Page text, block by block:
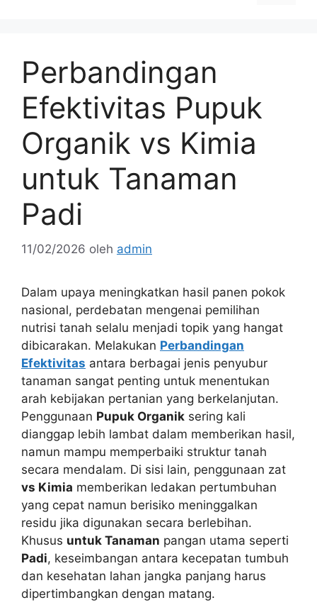
Perbandingan
Efektivitas Pupuk
Organik vs Kimia
untuk Tanaman
Padi
11/02/2026 oleh admin
Dalam upaya meningkatkan hasil panen pokok
nasional, perdebatan mengenai pemilihan
nutrisi tanah selalu menjadi topik yang hangat
dibicarakan. Melakukan Perbandingan
Efektivitas antara berbagai jenis penyubur
tanaman sangat penting untuk menentukan
arah kebijakan pertanian yang berkelanjutan.
Penggunaan Pupuk Organik sering kali
dianggap lebih lambat dalam memberikan hasil,
namun mampu memperbaiki struktur tanah
secara mendalam. Di sisi lain, penggunaan zat
vs Kimia memberikan ledakan pertumbuhan
yang cepat namun berisiko meninggalkan
residu jika digunakan secara berlebihan.
Khusus untuk Tanaman pangan utama seperti
Padi, keseimbangan antara kecepatan tumbuh
dan kesehatan lahan jangka panjang harus
dipertimbangkan dengan matang.